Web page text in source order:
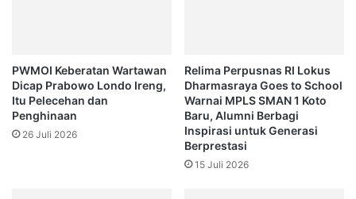
PWMOI Keberatan Wartawan
Dicap Prabowo Londo Ireng,
Itu Pelecehan dan
Penghinaan
26 Juli 2026
Relima Perpusnas RI Lokus
Dharmasraya Goes to School
Warnai MPLS SMAN 1 Koto
Baru, Alumni Berbagi
Inspirasi untuk Generasi
Berprestasi
15 Juli 2026